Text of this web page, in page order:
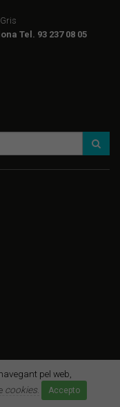
pel web,
cookies. Accepto
Tel. 93 237 08 05